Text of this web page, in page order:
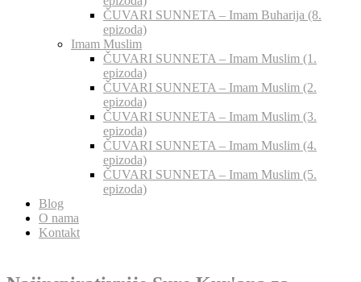
ČUVARI SUNNETA – Imam Buharija (8.
epizoda)
Imam Muslim
ČUVARI SUNNETA – Imam Muslim (1.
epizoda)
ČUVARI SUNNETA – Imam Muslim (2.
epizoda)
ČUVARI SUNNETA – Imam Muslim (3.
epizoda)
ČUVARI SUNNETA – Imam Muslim (4.
epizoda)
ČUVARI SUNNETA – Imam Muslim (5.
epizoda)
Blog
O nama
Kontakt